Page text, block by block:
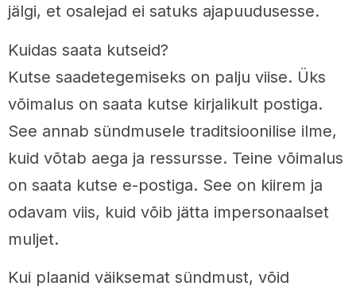
jälgi, et osalejad ei satuks ajapuudusesse.
Kuidas saata kutseid?
Kutse saadetegemiseks on palju viise. Üks
võimalus on saata kutse kirjalikult postiga.
See annab sündmusele traditsioonilise ilme,
kuid võtab aega ja ressursse. Teine võimalus
on saata kutse e-postiga. See on kiirem ja
odavam viis, kuid võib jätta impersonaalset
muljet.
Kui plaanid väiksemat sündmust, võid